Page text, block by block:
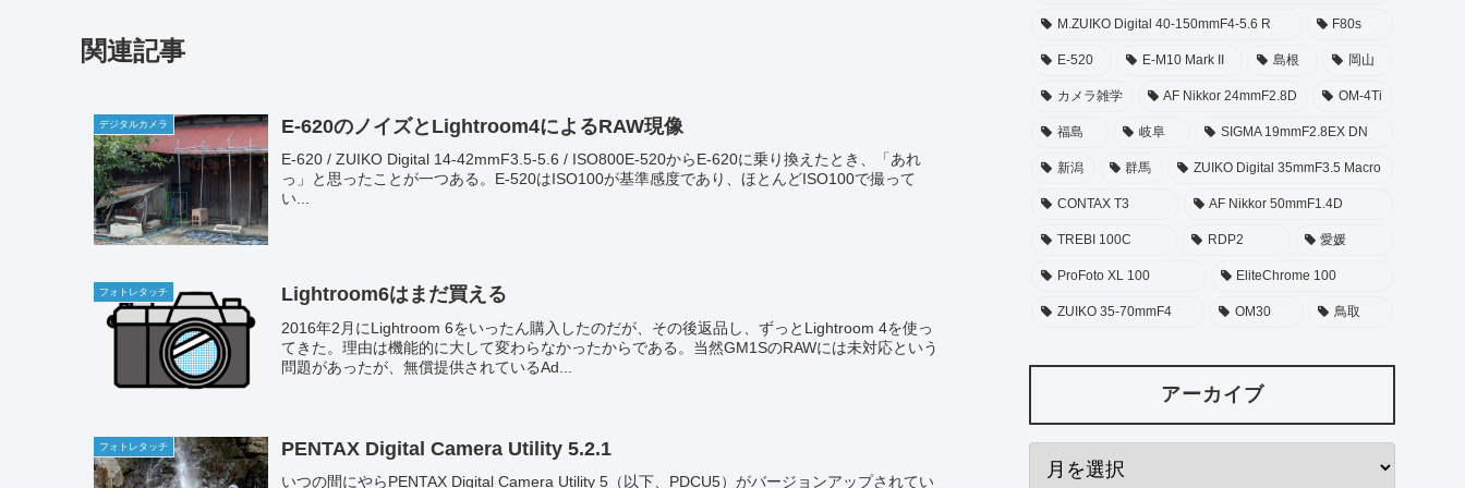
関連記事
デジタルカメラ E-620のノイズとLightroom4によるRAW現像
E-620 / ZUIKO Digital 14-42mmF3.5-5.6 / ISO800E-520からE-620に乗り換えたとき、「あれ
っ」と思ったことが一つある。E-520はISO100が基準感度であり、ほとんどISO100で撮って
い...
フォトレタッチ Lightroom6はまだ買える
2016年2月にLightroom 6をいったん購入したのだが、その後返品し、ずっとLightroom 4を使っ
てきた。理由は機能的に大して変わらなかったからである。当然GM1SのRAWには未対応という
問題があったが、無償提供されているAd...
フォトレタッチ PENTAX Digital Camera Utility 5.2.1
いつの間にやらPENTAX Digital Camera Utility 5（以下、PDCU5）がバージョンアップされてい
M.ZUIKO Digital 40-150mmF4-5.6 R F80s
E-520 E-M10 Mark II 島根 岡山
カメラ雑学 AF Nikkor 24mmF2.8D OM-4Ti
福島 岐阜 SIGMA 19mmF2.8EX DN
新潟 群馬 ZUIKO Digital 35mmF3.5 Macro
CONTAX T3 AF Nikkor 50mmF1.4D
TREBI 100C RDP2 愛媛
ProFoto XL 100 EliteChrome 100
ZUIKO 35-70mmF4 OM30 鳥取
アーカイブ